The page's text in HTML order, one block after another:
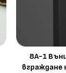
8A-1
вграждане